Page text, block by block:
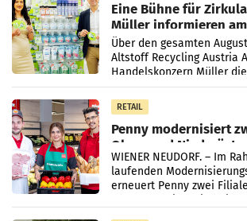
Eine Bühne für
Müller informieren
Kreislauffähigkeit
Über den gesamten
Altstoff Recycling Austria
Handelskonzern Müller
„Kreislauf-Helden“ in
Müller-Filialen
RETAIL
Penny modernisiert
Ober- und
WIENER NEUDORF. – Im
laufenden
erneuert Penny zwei